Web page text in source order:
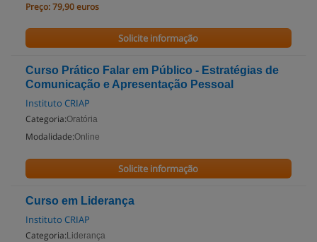
Preço:79,90 euros
Solicite informação
Curso Prático Falar em Público - Estratégias de
Comunicação e Apresentação Pessoal
Instituto CRIAP
Categoria:Oratória
Modalidade:Online
Solicite informação
Curso em Liderança
Instituto CRIAP
Categoria: Liderança